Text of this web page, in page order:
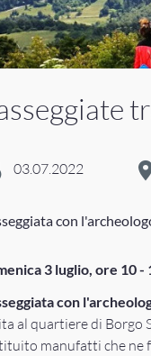
03.07.2022
con
3 luglio, ore 10 -
con
al quartiere di Borgo
manufatti che ne